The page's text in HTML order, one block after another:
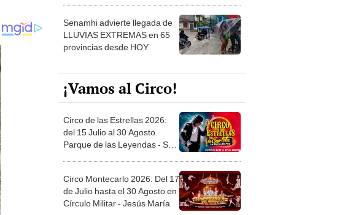
Senamhi advierte llegada de
LLUVIAS EXTREMAS en 65
provincias desde HOY
¡Vamos al Circo!
Circo de las Estrellas 2026:
del 15 Julio al 30 Agosto.
Parque de las Leyendas - San
Circo Montecarlo 2026: Del 17
de Julio hasta el 30 Agosto en
Círculo Militar - Jesús María